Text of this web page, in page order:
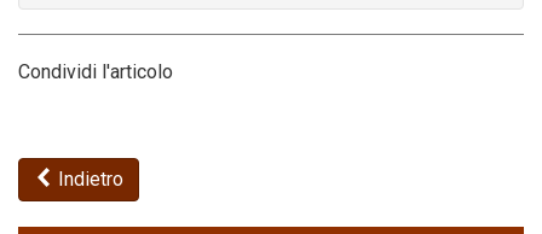
Condividi l'articolo
Indietro